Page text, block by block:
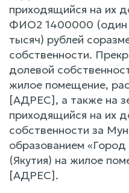
приходящийся на их
ФИО2 1400000 (один
тысяч) рублей
собственности.
долевой
жилое помещение,
[АДРЕС], а также на
приходящийся на их
собственности за
образованием
(Якутия) на жилое
[АДРЕС].